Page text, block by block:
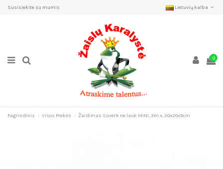
Susisiekite su mumis Lietuvių kalba
0
Pagrindinis Visos Prekės Žaidimas Suverk ne lauk MINI, 3m.+, 20x20x5cm